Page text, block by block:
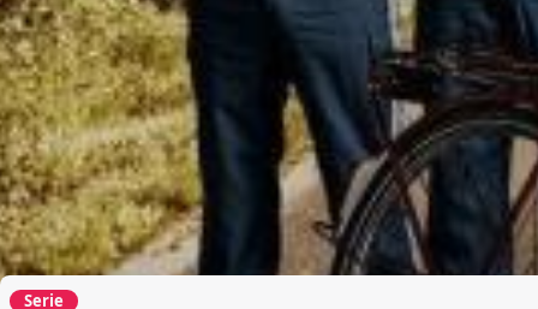
Serie